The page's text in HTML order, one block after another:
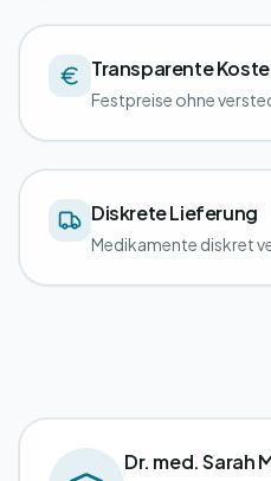
Transparente
Festpreise ohne
Diskrete Lieferung
Medikamente diskret
Dr. med. Sarah